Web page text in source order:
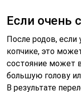
Если очень
После родов, если
копчике, это
состояние может
большую голову
В результате